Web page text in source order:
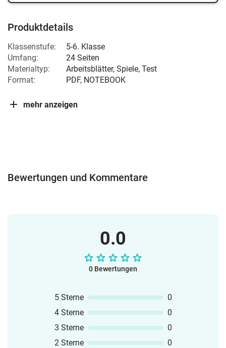
Produktdetails
Klassenstufe:
5-6. Klasse
Umfang:
24 Seiten
Materialtyp:
Arbeitsblätter, Spiele, Test
Format:
PDF, NOTEBOOK
mehr anzeigen
Bewertungen und Kommentare
0.0
0 Bewertungen
5 Sterne
0
4 Sterne
0
3 Sterne
0
2 Sterne
0